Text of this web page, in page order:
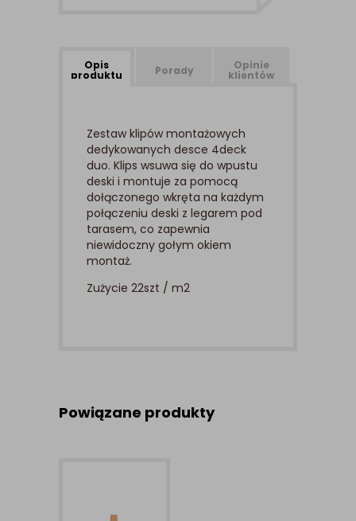
Opis
produktu Porady Opinie
klientów
Zestaw klipów montażowych
dedykowanych desce 4deck
duo. Klips wsuwa się do wpustu
deski i montuje za pomocą
dołączonego wkręta na każdym
połączeniu deski z legarem pod
tarasem, co zapewnia
niewidoczny gołym okiem
montaż.
Zużycie 22szt / m2
Powiązane produkty